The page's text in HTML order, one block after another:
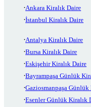
Ankara Kiralık Daire
İstanbul Kiralık Daire
Antalya Kiralık Daire
Bursa Kiralık Daire
Eskişehir Kiralık Daire
Bayrampaşa Günlük
Gaziosmanpaşa
Esenler Günlük Kiralık